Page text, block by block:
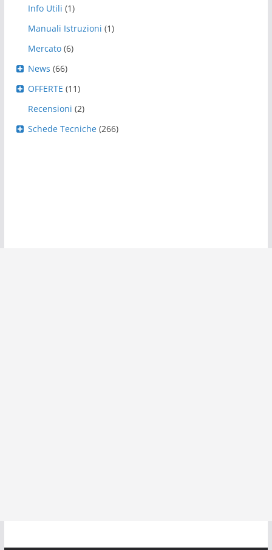
Info Utili (1)
Manuali Istruzioni (1)
Mercato (6)
News (66)
OFFERTE (11)
Recensioni (2)
Schede Tecniche (266)